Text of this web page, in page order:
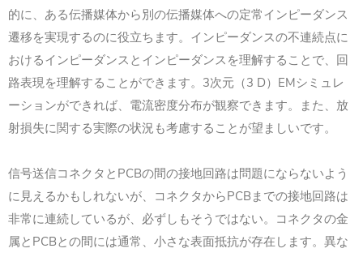
的に、ある伝播媒体から別の伝播媒体への定常インピーダンス
遷移を実現するのに役立ちます。インピーダンスの不連続点に
おけるインピーダンスとインピーダンスを理解することで、回
路表現を理解することができます。 3次元（3 D） EMシミュレ
ーションができれば、電流密度分布が観察できます。また、放
射損失に関する実際の状況も考慮することが望ましいです。
信号送信コネクタと PCBの間の接地回路は問題にならないよう
に見えるかもしれないが、コネクタからPCB までの接地回路は
非常に連続しているが、必ずしもそうではない。コネクタの金
属と PCBとの間には通常、小さな表面抵抗が存在します。異な